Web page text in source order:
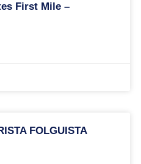
First Mile –
FOLGUISTA